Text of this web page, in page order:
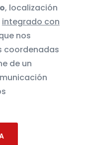
, localización
integrado con
nos
coordenadas
de un